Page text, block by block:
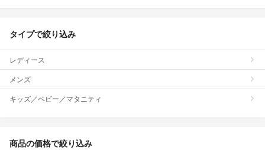
タイプで絞り込み
レディース
メンズ
キッズ／ベビー／マタニティ
商品の価格で絞り込み